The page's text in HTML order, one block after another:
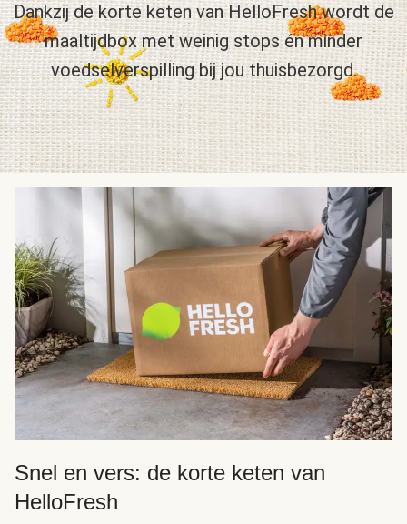
Dankzij de korte keten van HelloFresh wordt de
maaltijdbox met weinig stops én minder
voedselverspilling bij jou thuisbezorgd.
Snel en vers: de korte keten van
HelloFresh